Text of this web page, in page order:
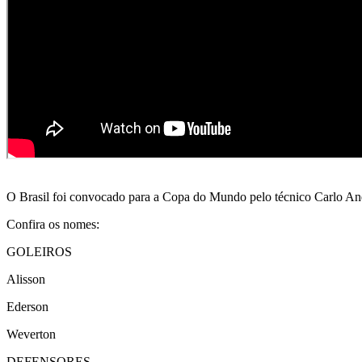
O Brasil foi convocado para a Copa do Mundo pelo técnico Carlo
Confira os nomes:
GOLEIROS
Alisson
Ederson
Weverton